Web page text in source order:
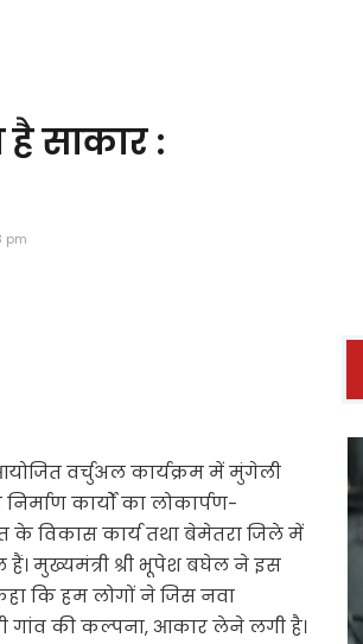
साकार :
pm
वर्चुअल कार्यक्रम में मुंगेली
कार्यों का लोकार्पण-
विकास कार्य तथा बेमेतरा जिले में
हैं। मुख्यमंत्री श्री भूपेश बघेल ने इस
कि हम लोगों ने जिस नवा
गांव की कल्पना, आकार लेने लगी है।